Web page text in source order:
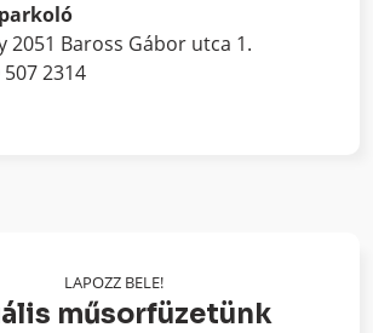
2051 Baross Gábor utca 1.
2314
LAPOZZ BELE!
műsorfüzetünk